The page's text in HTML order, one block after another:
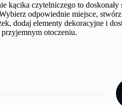
kącika czytelniczego to
odpowiednie miejsce,
dodaj elementy dekoracyjne i
otoczeniu.